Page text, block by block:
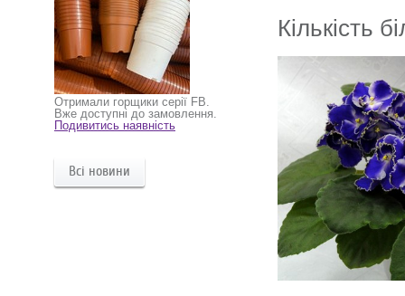
Отримали горщики серії FB.
Вже доступні до замовлення.
Подивитись наявність
Всі новини
Кількість